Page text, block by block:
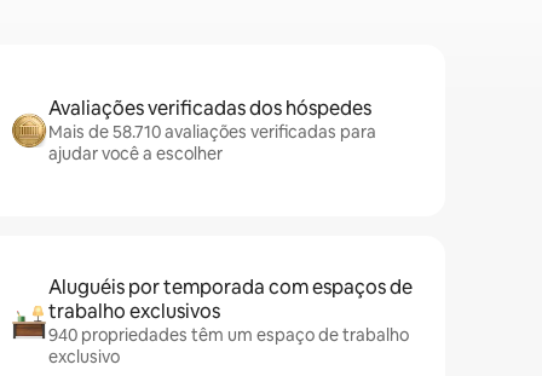
Avaliações verificadas dos hóspedes
Mais de 58.710 avaliações verificadas para
ajudar você a escolher
Aluguéis por temporada com espaços de
trabalho exclusivos
940 propriedades têm um espaço de trabalho
exclusivo